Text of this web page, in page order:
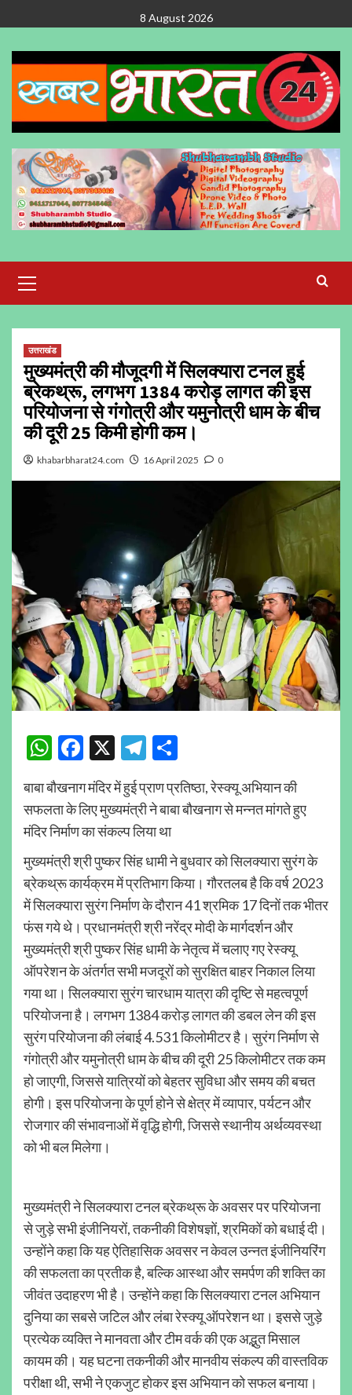
to
content
8 August 2026
Menu
उत्तराखंड
मुख्यमंत्री की मौजूदगी में सिलक्यारा टनल हुई
ब्रेकथ्रू, लगभग 1384 करोड़ लागत की इस
परियोजना से गंगोत्री और यमुनोत्री धाम के बीच
की दूरी 25 किमी होगी कम।
khabarbharat24.com 16 April 2025 0
WhatsApp
Facebook
X Telegram
बाबा बौखनाग मंदिर में हुई प्राण प्रतिष्ठा, रेस्क्यू अभियान की
सफलता के लिए मुख्यमंत्री ने बाबा बौखनाग से मन्नत मांगते हुए
मंदिर निर्माण का संकल्प लिया था
मुख्यमंत्री श्री पुष्कर सिंह धामी ने बुधवार को सिलक्यारा सुरंग के
ब्रेकथ्रू कार्यक्रम में प्रतिभाग किया। गौरतलब है कि वर्ष 2023
में सिलक्यारा सुरंग निर्माण के दौरान 41 श्रमिक 17 दिनों तक भीतर
फंस गये थे। प्रधानमंत्री श्री नरेंद्र मोदी के मार्गदर्शन और
मुख्यमंत्री श्री पुष्कर सिंह धामी के नेतृत्व में चलाए गए रेस्क्यू
ऑपरेशन के अंतर्गत सभी मजदूरों को सुरक्षित बाहर निकाल लिया
गया था। सिलक्यारा सुरंग चारधाम यात्रा की दृष्टि से महत्वपूर्ण
परियोजना है। लगभग 1384 करोड़ लागत की डबल लेन की इस
सुरंग परियोजना की लंबाई 4.531 किलोमीटर है। सुरंग निर्माण से
गंगोत्री और यमुनोत्री धाम के बीच की दूरी 25 किलोमीटर तक कम
हो जाएगी, जिससे यात्रियों को बेहतर सुविधा और समय की बचत
होगी। इस परियोजना के पूर्ण होने से क्षेत्र में व्यापार, पर्यटन और
रोजगार की संभावनाओं में वृद्धि होगी, जिससे स्थानीय अर्थव्यवस्था
को भी बल मिलेगा।
मुख्यमंत्री ने सिलक्यारा टनल ब्रेकथ्रू के अवसर पर परियोजना
से जुड़े सभी इंजीनियरों, तकनीकी विशेषज्ञों, श्रमिकों को बधाई दी।
उन्होंने कहा कि यह ऐतिहासिक अवसर न केवल उन्नत इंजीनियरिंग
की सफलता का प्रतीक है, बल्कि आस्था और समर्पण की शक्ति का
जीवंत उदाहरण भी है। उन्होंने कहा कि सिलक्यारा टनल अभियान
दुनिया का सबसे जटिल और लंबा रेस्क्यू ऑपरेशन था। इससे जुड़े
प्रत्येक व्यक्ति ने मानवता और टीम वर्क की एक अद्भुत मिसाल
कायम की। यह घटना तकनीकी और मानवीय संकल्प की वास्तविक
परीक्षा थी, सभी ने एकजुट होकर इस अभियान को सफल बनाया।